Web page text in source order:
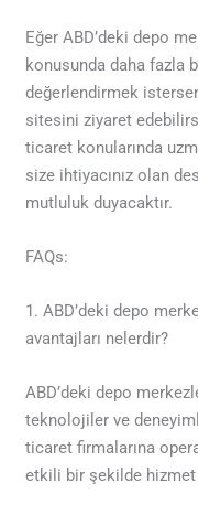
Eğer ABD’deki depo
konusunda daha fazla
değerlendirmek
sitesini ziyaret
ticaret konularında
size ihtiyacınız olan
mutluluk duyacaktır.
FAQs:
1. ABD’deki depo
avantajları nelerdir?
ABD’deki depo
teknolojiler ve
ticaret firmalarına
etkili bir şekilde hizmet